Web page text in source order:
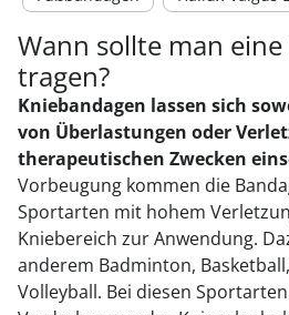
Wann sollte man
tragen?
Kniebandagen lassen sich
von Überlastungen oder
therapeutischen Zwecken
Vorbeugung kommen die
Sportarten mit hohem
Kniebereich zur Anwendung.
anderem Badminton,
Volleyball. Bei diesen